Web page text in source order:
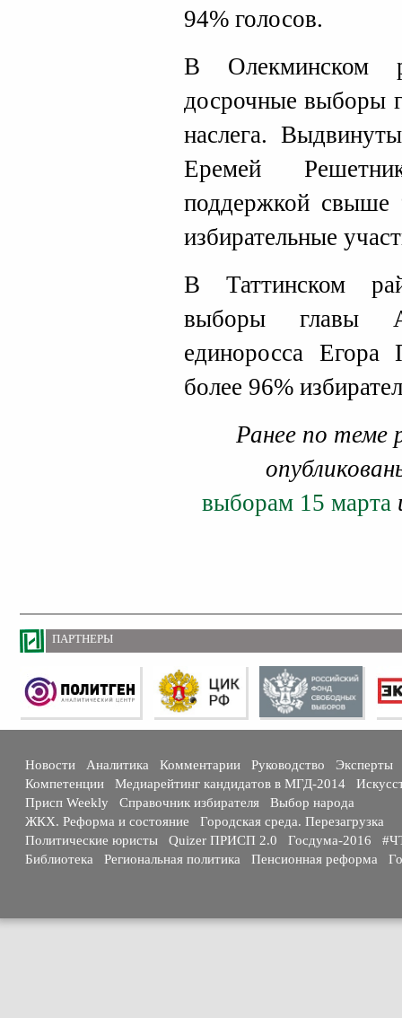
94% голосов.
В Олекминском
досрочные выборы
наслега.
Еремей
поддержкой свыше
избирательные
В Таттинском
выборы главы
единоросса Егора
более 96%
Ранее по теме
выборам 15 марта
ПАРТНЕРЫ
Новости Аналитика Комментарии Руководство
Эксперты
Компетенции
Медиарейтинг кандидатов в МГД-2014
Присп Weekly
Справочник избирателя
Выбор народа
ЖКХ. Реформа и состояние
Городская среда. Перезагрузка
Политические юристы
Quizer ПРИСП 2.0 Госдума-2016
Библиотека
Региональная политика Пенсионная реформа